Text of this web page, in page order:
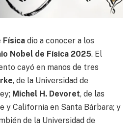
Física dio a conocer a los
Nobel de Física 2025. El
cayó en manos de tres
, de la Universidad de
Michel H. Devoret, de las
y California en Santa Bárbara; y
de la Universidad de